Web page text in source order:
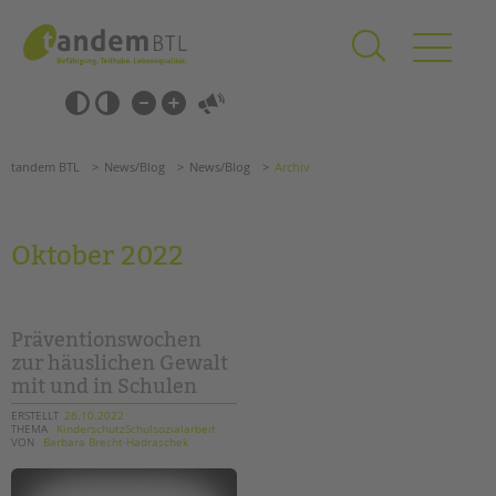
springen
Barrierefrei-
Einstellungen
überspringen
überspringen
Förderzentren
Kollegs
EFöB
Schulbezogene Sozialarbeit
Tagesgruppen
tandem BTL News/Blog News/Blog Archiv
Oktober 2022
Präventionswochen
zur häuslichen Gewalt
mit und in Schulen
ERSTELLT 26.10.2022
THEMA
KinderschutzSchulsozialarbeit
VON
Barbara Brecht-Hadraschek